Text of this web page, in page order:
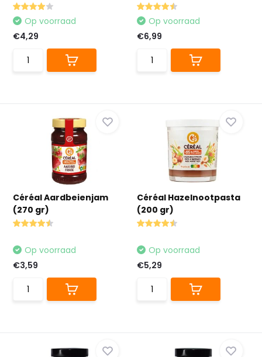
Op voorraad
€4,29
Op voorraad
€6,99
Céréal Aardbeienjam
(270 gr)
Op voorraad
€3,59
Céréal Hazelnootpasta
(200 gr)
Op voorraad
€5,29